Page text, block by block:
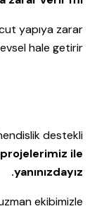
yapıya zarar
hale getirir.
destekli
ile
yanınızdayız.
ekibimizle